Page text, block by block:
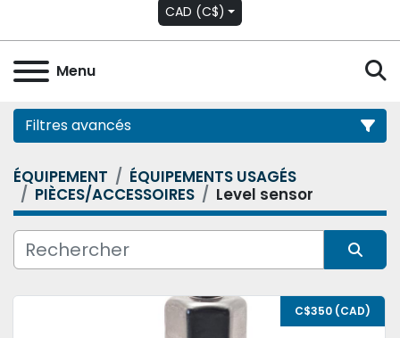
CAD (C$)
Menu
Filtres avancés
Catégorie
Condition
ÉQUIPEMENT
ÉQUIPEMENTS USAGÉS
PIÈCES/ACCESSOIRES
Level sensor
C$350 (CAD)